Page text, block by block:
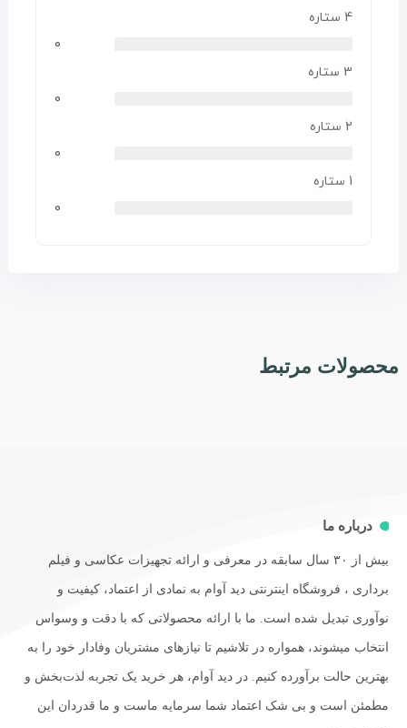
4 ستاره
0
3 ستاره
0
2 ستاره
0
1 ستاره
0
محصولات مرتبط
درباره ما
بیش از ۳۰ سال سابقه در معرفی و ارائه تجهیزات عکاسی و فیلم
برداری ، فروشگاه اینترنتی دید آوام به نمادی از اعتماد، کیفیت و
نوآوری تبدیل شده است. ما با ارائه محصولاتی که با دقت و وسواس
انتخاب میشوند، همواره در تلاشیم تا نیازهای مشتریان وفادار خود را به
بهترین حالت برآورده کنیم. در دید آوام، هر خرید یک تجربه لذت‌بخش و
مطمئن است و بی شک اعتماد شما سرمایه ماست و ما قدردان این